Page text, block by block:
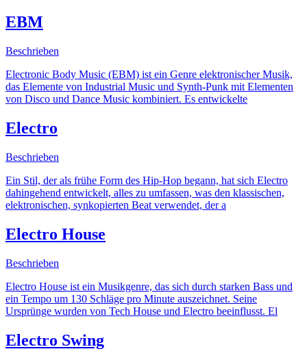
EBM
Beschrieben
Electronic Body Music (EBM) ist ein Genre elektronischer Musik,
das Elemente von Industrial Music und Synth-Punk mit Elementen
von Disco und Dance Music kombiniert. Es entwickelte
Electro
Beschrieben
Ein Stil, der als frühe Form des Hip-Hop begann, hat sich Electro
dahingehend entwickelt, alles zu umfassen, was den klassischen,
elektronischen, synkopierten Beat verwendet, der a
Electro House
Beschrieben
Electro House ist ein Musikgenre, das sich durch starken Bass und
ein Tempo um 130 Schläge pro Minute auszeichnet. Seine
Ursprünge wurden von Tech House und Electro beeinflusst. El
Electro Swing